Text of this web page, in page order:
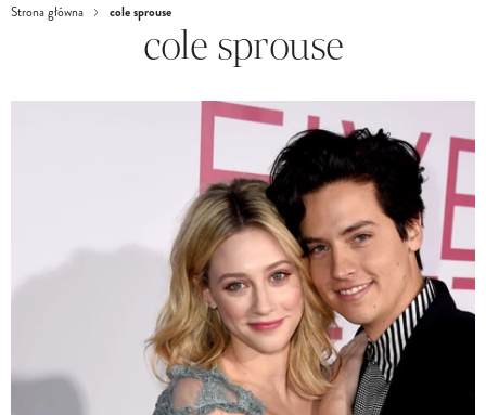
Strona główna cole sprouse
cole sprouse